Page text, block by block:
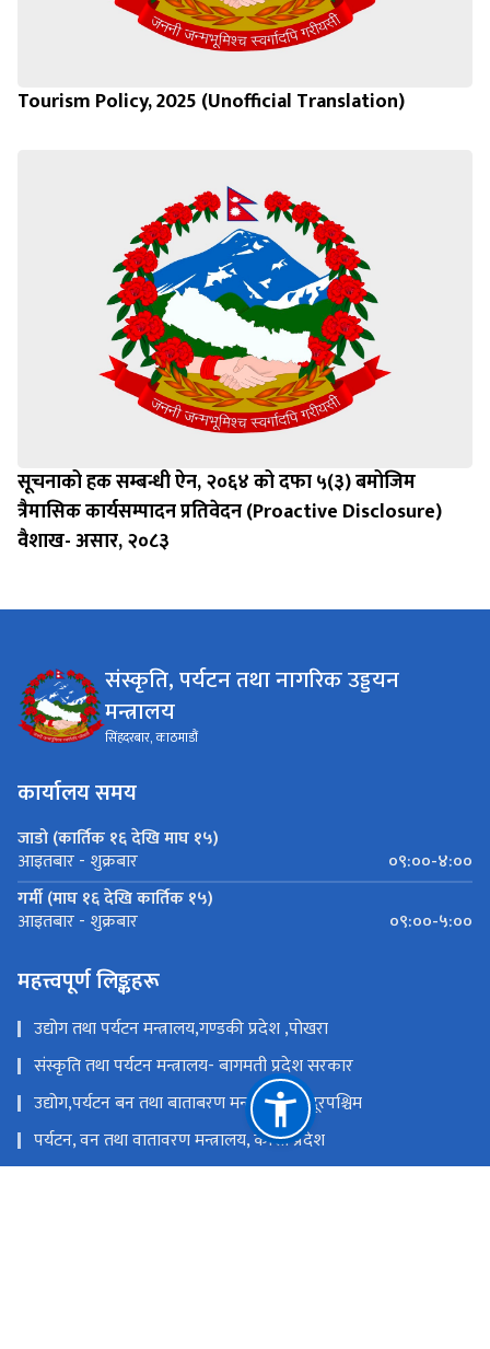
Tourism Policy, 2025 (Unofficial Translation)
सूचनाको हक सम्बन्धी ऐन, २०६४ को दफा ५(३) बमोजिम
त्रैमासिक कार्यसम्पादन प्रतिवेदन (Proactive Disclosure)
वैशाख- असार, २०८३
संस्कृति, पर्यटन तथा नागरिक उड्डयन
मन्त्रालय
सिंहदरबार, काठमाडौं
कार्यालय समय
जाडो (कार्तिक १६ देखि माघ १५)
आइतबार - शुक्रबार
०९:००-४:००
गर्मी (माघ १६ देखि कार्तिक १५)
आइतबार - शुक्रबार ०९:००-५:००
महत्त्वपूर्ण लिङ्कहरू
उद्योग तथा पर्यटन मन्त्रालय,गण्डकी प्रदेश ,पोखरा
संस्कृति तथा पर्यटन मन्त्रालय- बागमती प्रदेश सरकार
उद्योग,पर्यटन बन तथा बाताबरण मन्त्रालय - सुदूरपश्चिम
पर्यटन, वन तथा वातावरण मन्त्रालय, कोशी प्रदेश